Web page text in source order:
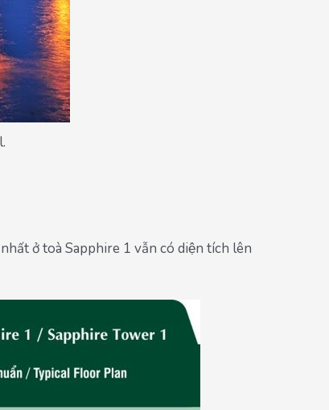
ở toà Sapphire 1 vẫn có diện tích lên